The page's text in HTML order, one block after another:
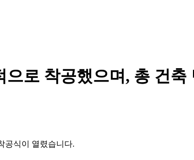
로 착공했으며, 총 건축
공식이 열렸습니다.